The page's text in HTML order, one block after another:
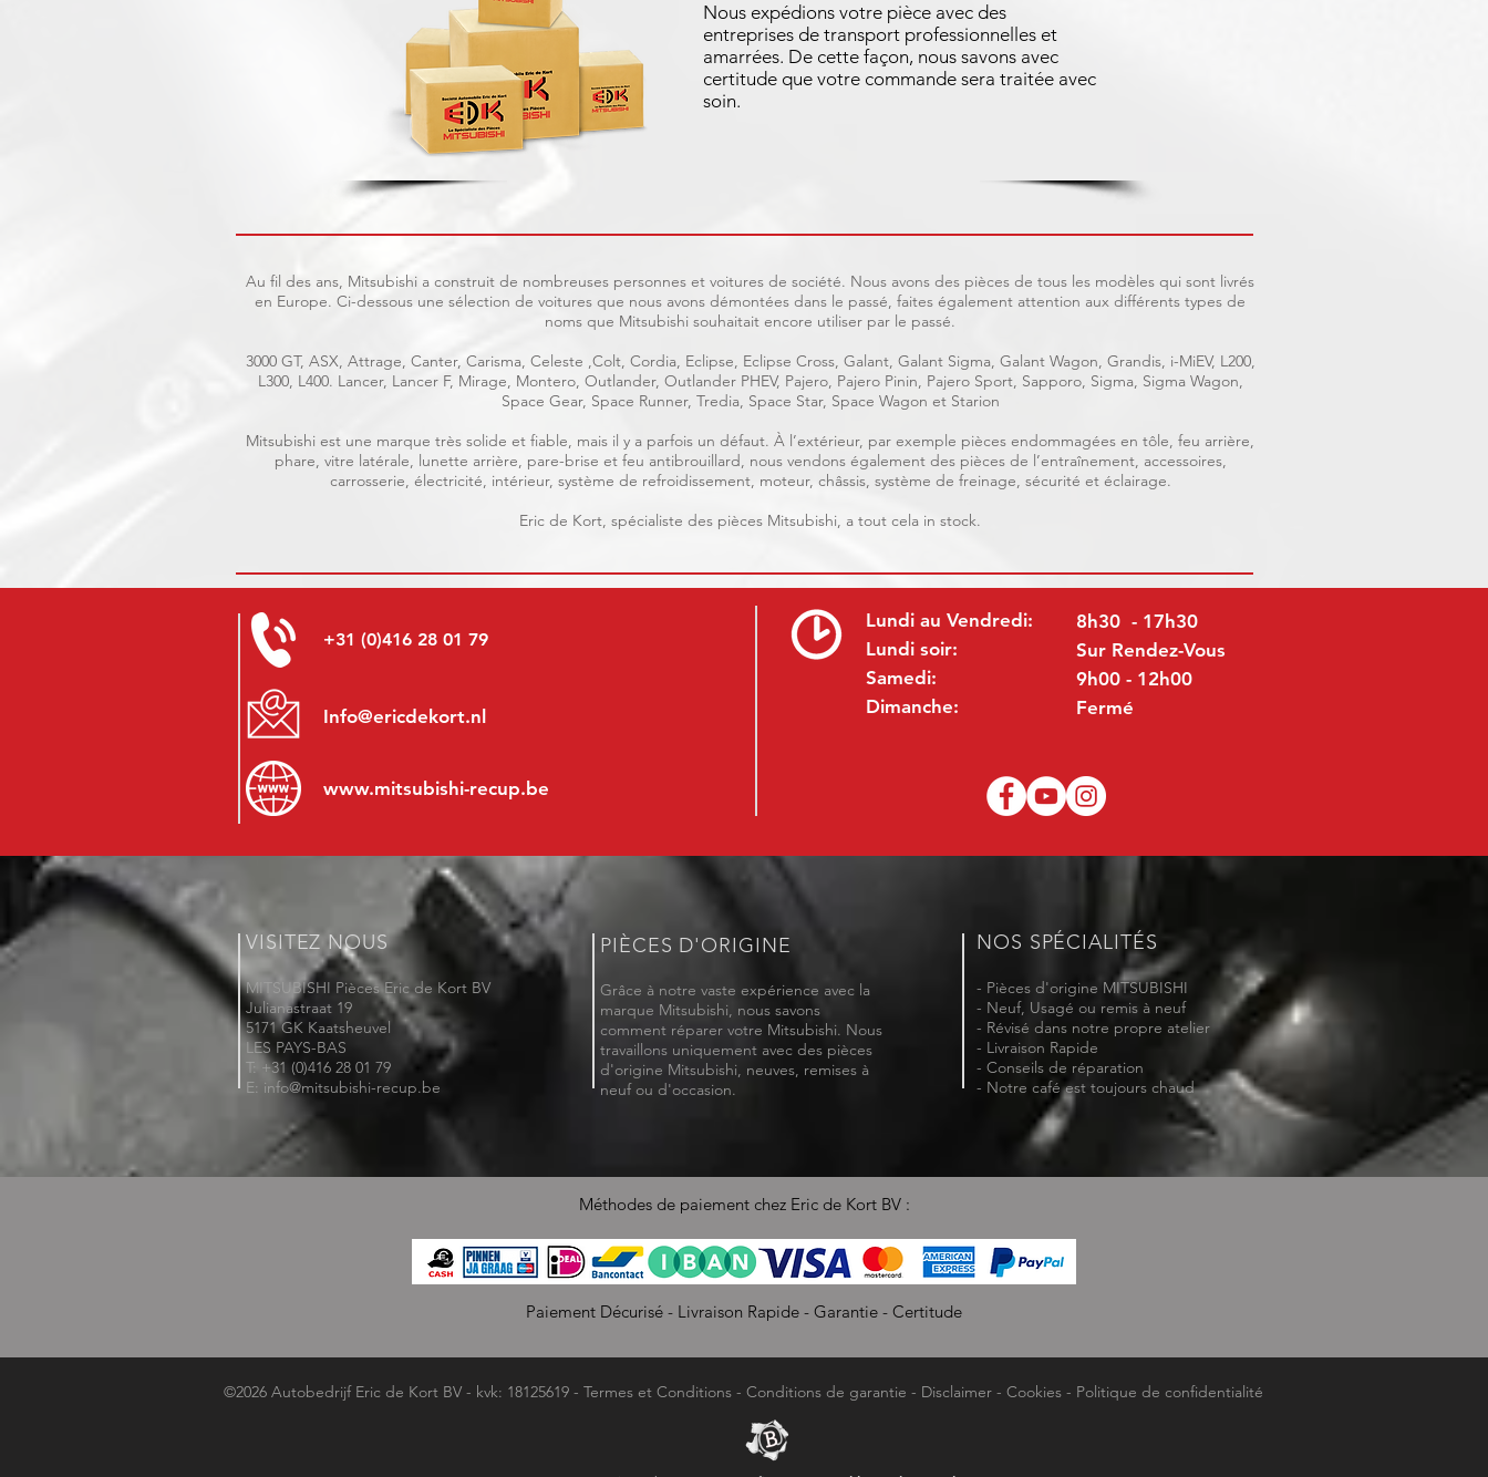
Nous expédions votre pièce avec des
entreprises de transport professionnelles et
amarrées. De cette façon, nous savons avec
certitude que votre commande sera traitée avec
soin.
Au fil des ans, Mitsubishi a construit de nombreuses personnes et voitures de société. Nous avons des pièces de tous les modèles qui sont livrés
en Europe. Ci-dessous une sélection de voitures que nous avons démontées dans le passé, faites également attention aux différents types de
noms que Mitsubishi souhaitait encore utiliser par le passé.
3000 GT, ASX, Attrage, Canter, Carisma, Celeste ,Colt, Cordia, Eclipse, Eclipse Cross, Galant, Galant Sigma, Galant Wagon, Grandis, i-MiEV, L200,
L300, L400. Lancer, Lancer F, Mirage, Montero, Outlander, Outlander PHEV, Pajero, Pajero Pinin, Pajero Sport, Sapporo, Sigma, Sigma Wagon,
Space Gear, Space Runner, Tredia, Space Star, Space Wagon et Starion
Mitsubishi est une marque très solide et fiable, mais il y a parfois un défaut. À l’extérieur, par exemple pièces endommagées en tôle, feu arrière,
phare, vitre latérale, lunette arrière, pare-brise et feu antibrouillard, nous vendons également des pièces de l’entraînement, accessoires,
carrosserie, électricité, intérieur, système de refroidissement, moteur, châssis, système de freinage, sécurité et éclairage.
Eric de Kort, spécialiste des pièces Mitsubishi, a tout cela in stock.
Info@ericdekort.nl
www.mitsubishi-recup.be
+31 (0)416 28 01 79
Lundi au Vendredi:
Lundi soir:
Samedi:
Dimanche:
8h30 - 17h30
Sur Rendez-Vous
9h00 - 12h00
Fermé
VISITEZ NOUS
MITSUBISHI Pièces Eric de Kort BV
Julianastraat 19
5171 GK Kaatsheuvel
LES PAYS-BAS
T: +31 (0)416 28 01 79
E: info@mitsubishi-recup.be
PIÈCES D'ORIGINE
Grâce à notre vaste expérience avec la
marque Mitsubishi, nous savons
comment réparer votre Mitsubishi. Nous
travaillons uniquement avec des pièces
d'origine Mitsubishi, neuves, remises à
neuf ou d'occasion.
NOS SPÉCIALITÉS
- Pièces d'origine MITSUBISHI
- Neuf, Usagé ou remis à neuf
- Révisé dans notre propre atelier
- Livraison Rapide
- Conseils de réparation
- Notre café est toujours chaud
Paiement Décurisé - Livraison Rapide - Garantie - Certitude
Méthodes de paiement chez Eric de Kort BV :
©2026 Autobedrijf Eric de Kort BV - kvk: 18125619 - Termes et Conditions - Conditions de garantie - Disclaimer - Cookies - Politique de confidentialité